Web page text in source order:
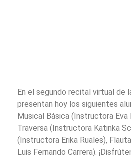
En el segundo recital virtual de
presentan hoy los siguientes
Musical Básica (Instructora Eva
Traversa (Instructora Katinka
(Instructora Erika Ruales),
Luis Fernando Carrera).